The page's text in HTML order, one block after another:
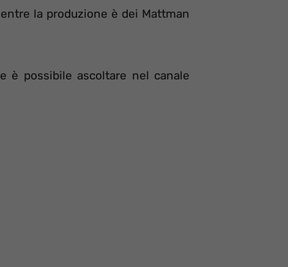
la produzione è dei Mattman
è possibile ascoltare nel canale